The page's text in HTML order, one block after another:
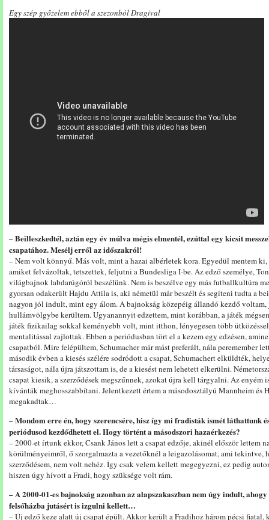
Egy szép győzelem ebből a szezonból Dragival
– Beilleszkedtél, aztán egy év múlva mégis elmentél, ezúttal egy kicsit
csapatához. Mesélj erről az időszakról!
– Nem volt könnyű. Más volt, mint a hazai albérletek kora. Egyedül mentem
amiket felvázoltak, tetszettek, feljutni a Bundesliga I-be. Az edző személye,
világbajnok labdarúgóról beszélünk. Nem is beszélve egy más futballkultúra
gyorsan odakerült Hajdu Attila is, aki németül már beszélt és segíteni tudta a
nagyon jól indult, mint egy álom. A bajnokság közepéig állandó kezdő voltam,
hullámvölgybe kerültem. Ugyanannyit edzettem, mint korábban, a játék
játék fizikailag sokkal keményebb volt, mint itthon, lényegesen több
mentalitással zajlottak. Ebben a periódusban tört el a kezem egy edzésen,
csapatból. Mire felépültem, Schumacher már mást preferált, nála peremember
második évben a kiesés szélére sodródott a csapat, Schumachert elküldték,
társaságot, nála újra játszottam is, de a kiesést nem lehetett elkerülni.
csapat kiesik, a szerződések megszűnnek, azokat újra kell tárgyalni. Az enyém
kívánták meghosszabbítani. Jelentkezett értem a másodosztályú Mannheim és
megakadtak…
– Mondom erre én, hogy szerencsére, hisz így mi fradisták ismét láthattunk
periódusod kezdődhetett el. Hogy történt a másodszori hazaérkezés?
– 2000-et írtunk ekkor, Csank János lett a csapat edzője, akinél először lettem
körülményeimről, ő szorgalmazta a vezetőknél a leigazolásomat, ami tekintve,
szerződésem, nem volt nehéz. Így csak velem kellett megegyezni, ez pedig
hiszen úgy hívott a Fradi, hogy szüksége volt rám.
– A 2000-01-es bajnokság azonban az alapszakaszban nem úgy indult,
felsőházba jutásért is izgulni kellett…
– Új edző keze alatt új csapat épült. Akkor került a Fradihoz három pécsi